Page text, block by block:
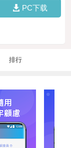
PC下载
排行